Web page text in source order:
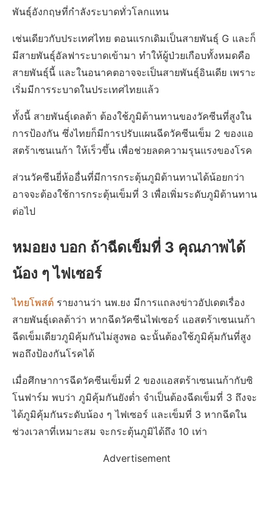
พันธุ์อังกฤษที่กำลังระบาดทั่วโลกแทน
เช่นเดียวกับประเทศไทย ตอนแรกเดิมเป็นสายพันธุ์ G และก็
มีสายพันธุ์อัลฟาระบาดเข้ามา ทำให้ผู้ป่วยเกือบทั้งหมดคือ
สายพันธุ์นี้ และในอนาคตอาจจะเป็นสายพันธุ์อินเดีย เพราะ
เริ่มมีการระบาดในประเทศไทยแล้ว
ทั้งนี้ สายพันธุ์เดลต้า ต้องใช้ภูมิต้านทานของวัคซีนที่สูงใน
การป้องกัน ซึ่งไทยก็มีการปรับแผนฉีดวัคซีนเข็ม 2 ของแอ
สตร้าเซนเนก้า ให้เร็วขึ้น เพื่อช่วยลดความรุนแรงของโรค
ส่วนวัคซีนยี่ห้ออื่นที่มีการกระตุ้นภูมิต้านทานได้น้อยกว่า
อาจจะต้องใช้การกระตุ้นเข็มที่ 3 เพื่อเพิ่มระดับภูมิต้านทาน
ต่อไป
หมอยง บอก ถ้าฉีดเข็มที่ 3 คุณภาพได้
น้อง ๆ ไฟเซอร์
ไทยโพสต์ รายงานว่า นพ.ยง มีการแถลงข่าวอัปเดตเรื่อง
สายพันธุ์เดลต้าว่า หากฉีดวัคซีนไฟเซอร์ แอสตร้าเซนเนก้า
ฉีดเข็มเดียวภูมิคุ้มกันไม่สูงพอ ฉะนั้นต้องใช้ภูมิคุ้มกันที่สูง
พอถึงป้องกันโรคได้
เมื่อศึกษาการฉีดวัคซีนเข็มที่ 2 ของแอสตร้าเซนเนก้ากับซิ
โนฟาร์ม พบว่า ภูมิคุ้มกันยังต่ำ จำเป็นต้องฉีดเข็มที่ 3 ถึงจะ
ได้ภูมิคุ้มกันระดับน้อง ๆ ไฟเซอร์ และเข็มที่ 3 หากฉีดใน
ช่วงเวลาที่เหมาะสม จะกระตุ้นภูมิได้ถึง 10 เท่า
Advertisement